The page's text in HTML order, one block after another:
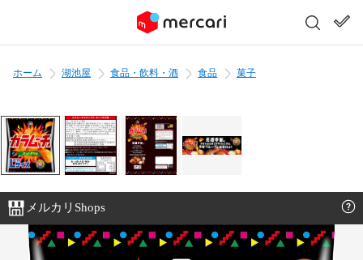
ホーム 湖池屋 食品・飲料・酒 食品 菓子
メルカリShops